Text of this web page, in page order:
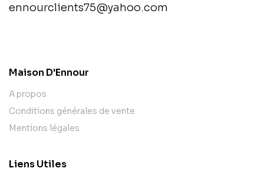
ennourclients75@yahoo.com
Maison D'Ennour
A propos
Conditions générales de vente
Mentions légales
Liens Utiles